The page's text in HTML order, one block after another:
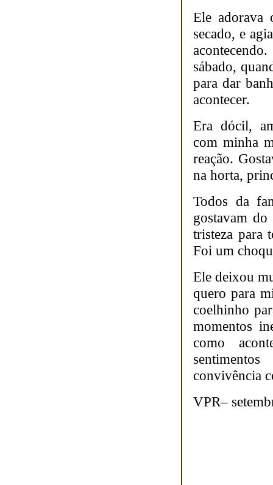
Ele adorava
secado, e
sábado,
para dar
acontecer.
Era dócil,
com minha
reação.
na horta,
Todos da
gostavam
tristeza para
Foi um
Ele deixou
quero para
coelhinho
momentos
como
convivência
VPR–